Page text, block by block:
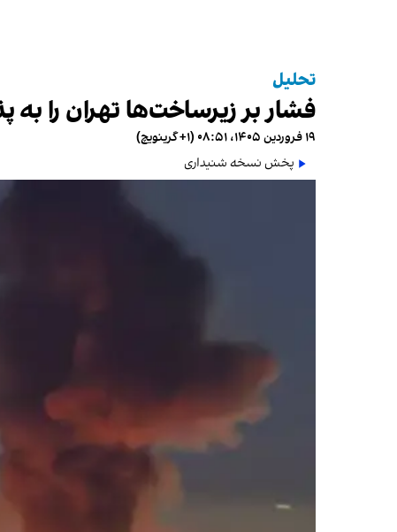
تحلیل
فشار بر زیرساخت‌ها تهران را
۱۹ فروردین ۱۴۰۵، ۰۸:۵۱ (‎+۱ گرینویچ)
پخش نسخه شنیداری